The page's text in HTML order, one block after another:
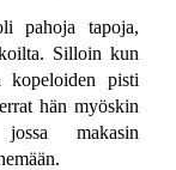
pahoja tapoja,
Silloin kun
pisti
hän myöskin
makasin